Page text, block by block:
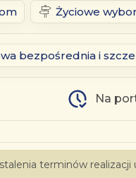
Życiowe
bezpośrednia i
Na
terminów